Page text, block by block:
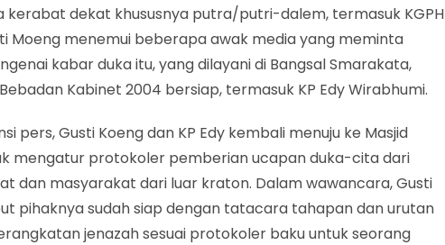
kerabat dekat khususnya putra/putri-dalem, termasuk KGPH
Moeng menemui beberapa awak media yang meminta
kabar duka itu, yang dilayani di Bangsal Smarakata,
Kabinet 2004 bersiap, termasuk KP Edy Wirabhumi.
pers, Gusti Koeng dan KP Edy kembali menuju ke Masjid
mengatur protokoler pemberian ucapan duka-cita dari
dan masyarakat dari luar kraton. Dalam wawancara, Gusti
pihaknya sudah siap dengan tatacara tahapan dan urutan
jenazah sesuai protokoler baku untuk seorang